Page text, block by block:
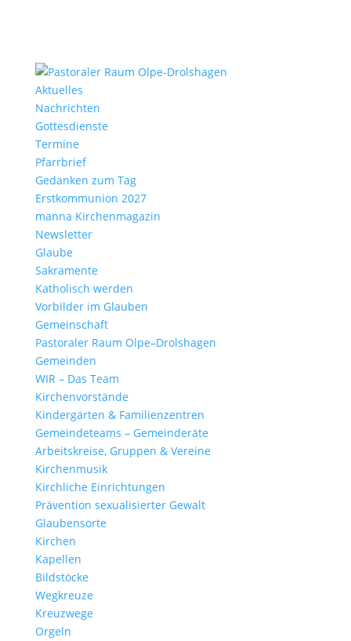
Aktu­elles
Nach­richten
Gottes­dienste
Termine
Pfarr­brief
Gedanken zum Tag
Erst­kom­mu­nion 2027
manna Kirchen­ma­gazin
News­letter
Glaube
Sakra­mente
Katho­lisch werden
Vorbilder im Glauben
Gemein­schaft
Pasto­raler Raum Olpe–Drolshagen
Gemeinden
WIR – Das Team
Kirchen­vor­stände
Kinder­gärten & Familienzentren
Gemein­de­teams – Gemeinderäte
Arbeits­kreise, Gruppen & Vereine
Kirchen­musik
Kirch­liche Einrichtungen
Präven­tion sexua­li­sierter Gewalt
Glau­ben­s­orte
Kirchen
Kapellen
Bild­stöcke
Wegkreuze
Kreuz­wege
Orgeln